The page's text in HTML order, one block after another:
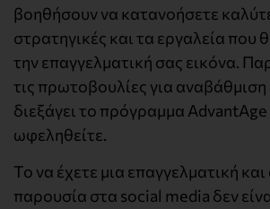
βοηθήσουν να κατανοήσετε
στρατηγικές και τα εργαλεία που
την επαγγελματική σας εικόνα.
τις πρωτοβουλίες για
διεξάγει το πρόγραμμα AdvantAge
ωφεληθείτε.
Το να έχετε μια επαγγελματική
παρουσία στα social media δεν